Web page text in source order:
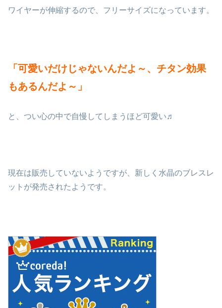
ワイヤーが伸縮するので、フリーサイズになっています。
「可愛いだけじゃないんだよ～、チタン効果
もあるんだよ～」
と、つい心の中で自慢してしまうほど可愛い♬
現在は販売していないようですが、新しく水晶のブレスレ
ットが発売されたようです。